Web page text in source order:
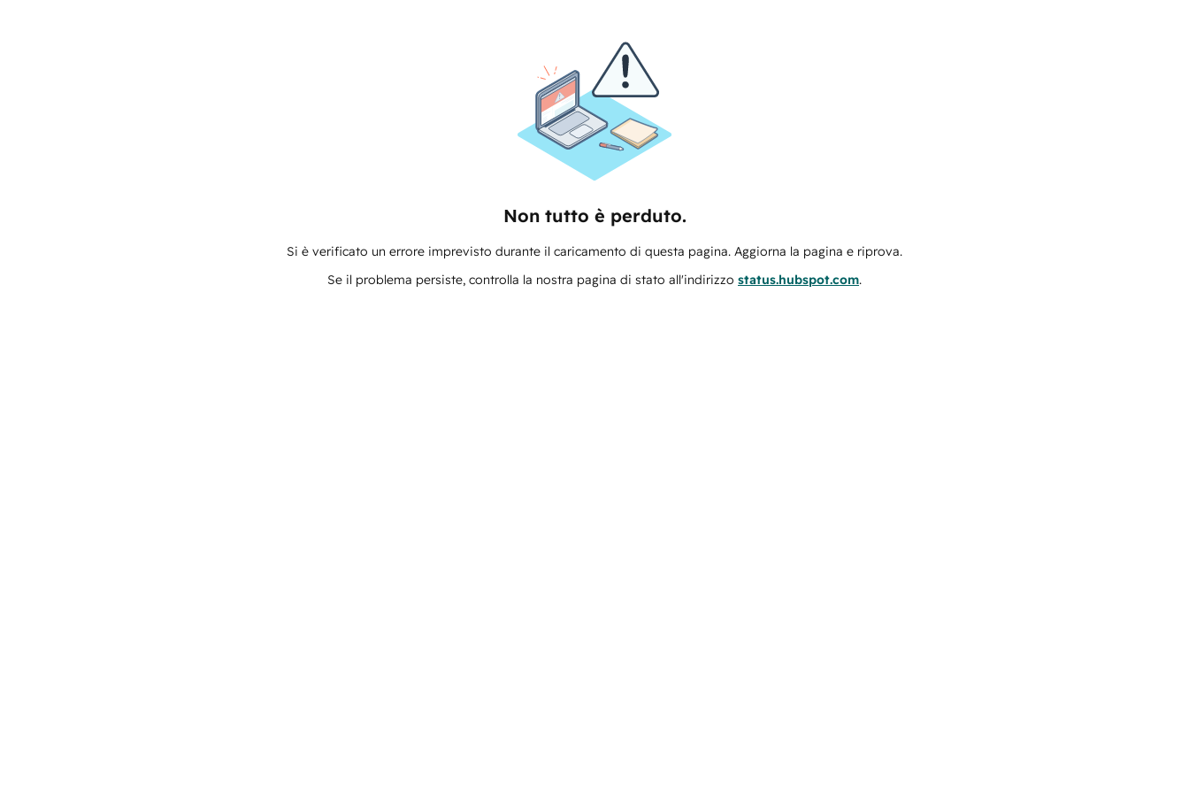
Non tutto è perduto.
Si è verificato un errore imprevisto durante il caricamento di questa pagina. Aggiorna la pagina e riprova.
Se il problema persiste, controlla la nostra pagina di stato all'indirizzo status.hubspot.com.